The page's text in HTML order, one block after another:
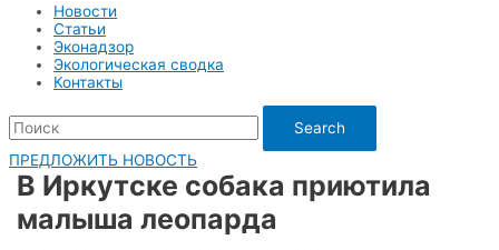
Новости
Статьи
Эконадзор
Экологическая сводка
Контакты
Search
ПРЕДЛОЖИТЬ НОВОСТЬ
В Иркутске собака приютила
малыша леопарда